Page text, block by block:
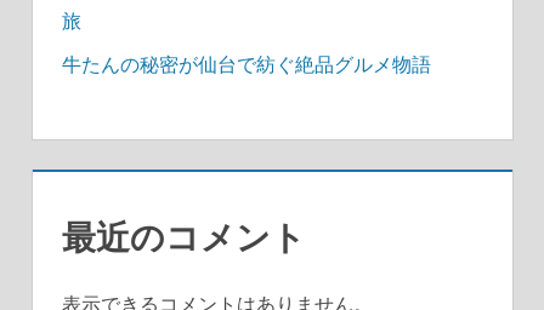
旅
牛たんの秘密が仙台で紡ぐ絶品グルメ物語
最近のコメント
表示できるコメントはありません。